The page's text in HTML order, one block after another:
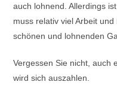
auch lohnend. Allerdings
muss relativ viel Arbeit
schönen und lohnenden
Vergessen Sie nicht, auch
wird sich auszahlen.